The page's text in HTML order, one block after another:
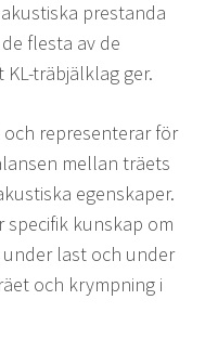
prestanda
flesta av de
träbjälklag ger.
och representerar för
mellan träets
egenskaper.
specifik kunskap om
last och under
och krympning i